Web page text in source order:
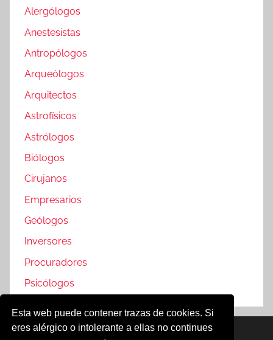
Esta web puede contener trazas de cookies. Si
eres alérgico o intolerante a ellas no continues
Alergólogos
Anestesistas
Antropólogos
Arqueólogos
Arquitectos
Astrofísicos
Astrólogos
Biólogos
Cirujanos
Empresarios
Geólogos
Inversores
Procuradores
Psicólogos